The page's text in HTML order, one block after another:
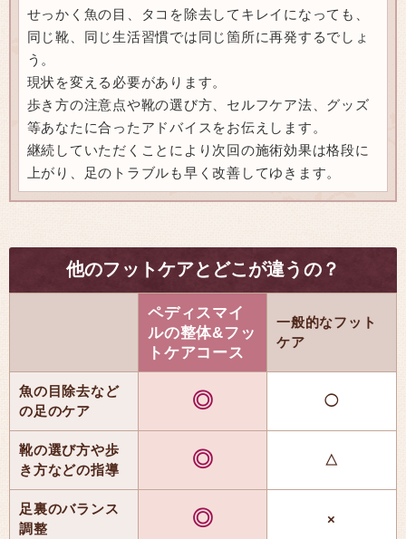
せっかく魚の目、タコを除去してキレイになっても、
同じ靴、同じ生活習慣では同じ箇所に再発するでしょ
う。
現状を変える必要があります。
歩き方の注意点や靴の選び方、セルフケア法、グッズ
等あなたに合ったアドバイスをお伝えします。
継続していただくことにより次回の施術効果は格段に
上がり、足のトラブルも早く改善してゆきます。
他のフットケアとどこが違うの？
ペディスマイ
ルの整体&フッ
トケアコース
一般的なフット
ケア
魚の目除去など
の足のケア
◎ ◯
靴の選び方や歩
き方などの指導
◎ △
足裏のバランス
調整
◎ ×